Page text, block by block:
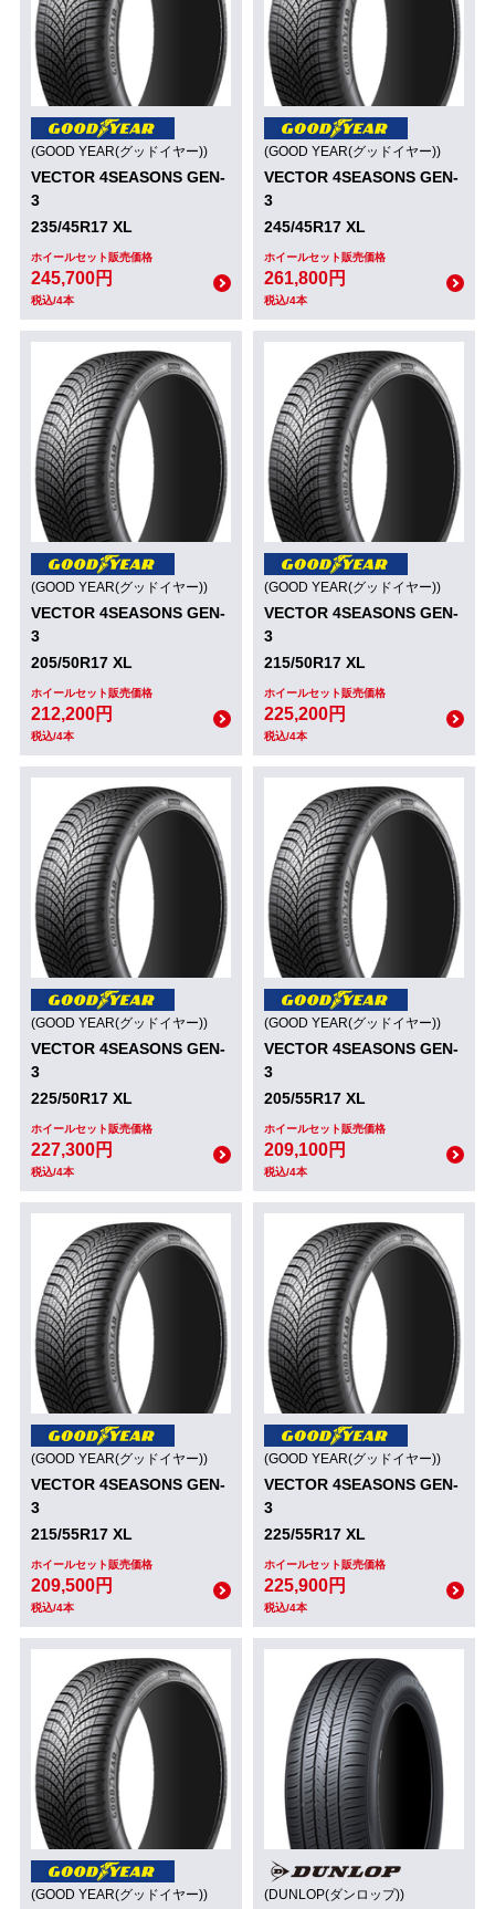
(GOOD YEAR(グッドイヤー))
VECTOR 4SEASONS GEN-
3
235/45R17 XL
ホイールセット販売価格
245,700円
税込/4本
(GOOD YEAR(グッドイヤー))
VECTOR 4SEASONS GEN-
3
245/45R17 XL
ホイールセット販売価格
261,800円
税込/4本
(GOOD YEAR(グッドイヤー))
VECTOR 4SEASONS GEN-
3
205/50R17 XL
ホイールセット販売価格
212,200円
税込/4本
(GOOD YEAR(グッドイヤー))
VECTOR 4SEASONS GEN-
3
215/50R17 XL
ホイールセット販売価格
225,200円
税込/4本
(GOOD YEAR(グッドイヤー))
VECTOR 4SEASONS GEN-
3
225/50R17 XL
ホイールセット販売価格
227,300円
税込/4本
(GOOD YEAR(グッドイヤー))
VECTOR 4SEASONS GEN-
3
205/55R17 XL
ホイールセット販売価格
209,100円
税込/4本
(GOOD YEAR(グッドイヤー))
VECTOR 4SEASONS GEN-
3
215/55R17 XL
ホイールセット販売価格
209,500円
税込/4本
(GOOD YEAR(グッドイヤー))
VECTOR 4SEASONS GEN-
3
225/55R17 XL
ホイールセット販売価格
225,900円
税込/4本
(GOOD YEAR(グッドイヤー)) (DUNLOP(ダンロップ))